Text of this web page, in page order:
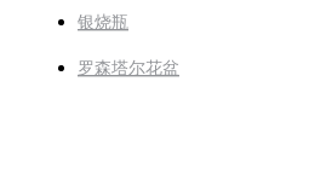
银烧瓶
罗森塔尔花盆